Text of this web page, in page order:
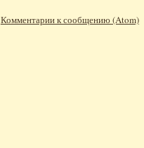
Комментарии к сообщению (Atom)